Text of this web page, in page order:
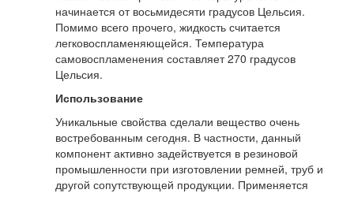
начинается от восьмидесяти градусов Цельсия.
Помимо всего прочего, жидкость считается
легковоспламеняющейся. Температура
самовоспламенения составляет 270 градусов
Цельсия.
Использование
Уникальные свойства сделали вещество очень
востребованным сегодня. В частности, данный
компонент активно задействуется в резиновой
промышленности при изготовлении ремней, труб и
другой сопутствующей продукции. Применяется